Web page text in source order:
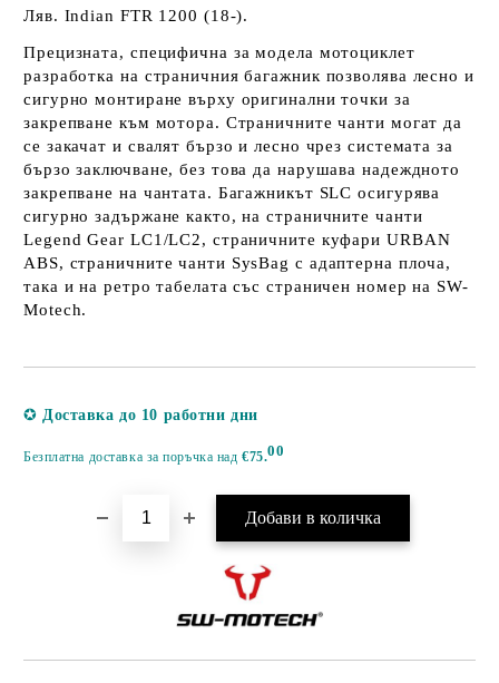
Ляв. Indian FTR 1200 (18-).
Прецизната, специфична за модела мотоциклет
разработка на страничния багажник позволява лесно и
сигурно монтиране върху оригинални точки за
закрепване към мотора. Страничните чанти могат да
се закачат и свалят бързо и лесно чрез системата за
бързо заключване, без това да нарушава надеждното
закрепване на чантата. Багажникът SLC осигурява
сигурно задържане както, на страничните чанти
Legend Gear LC1/LC2, страничните куфари URBAN
ABS, страничните чанти SysBag с адаптерна плоча,
така и на ретро табелата със страничен номер на SW-
Motech.
✪ Доставка до 10 работни дни
Безплатна доставка за поръчка над€75.00